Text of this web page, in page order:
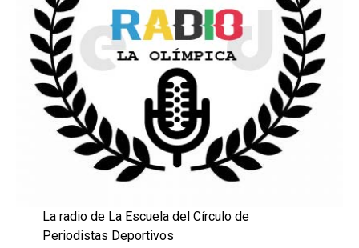
La radio de La Escuela del Círculo de
Periodistas Deportivos